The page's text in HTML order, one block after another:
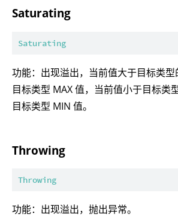
Saturating
Saturating
功能：出现溢出，当前值大于目标类型
目标类型 MAX 值，当前值小于目标类
目标类型 MIN 值。
Throwing
Throwing
功能：出现溢出，抛出异常。